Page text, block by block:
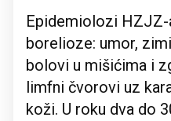
Epidemiolozi
borelioze: umor,
bolovi u mišićima i
limfni čvorovi uz
koži. U roku dva do